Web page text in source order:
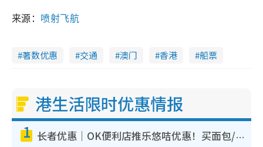
来源： 喷射飞航
著数优惠 交通 澳门 香港 船票
港生活限时优惠情报
1 长者优惠｜OK便利店推乐悠咭优惠！买面包/牛奶/保健品拍卡即减